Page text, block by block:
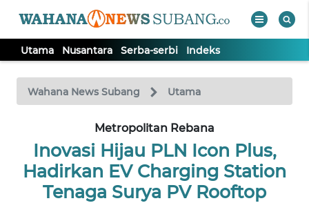
Utama Nusantara Serba-serbi Indeks
Wahana News Subang Utama
Metropolitan Rebana
Inovasi Hijau PLN Icon Plus,
Hadirkan EV Charging Station
Tenaga Surya PV Rooftop
TV
Tutup
NUSANTARA